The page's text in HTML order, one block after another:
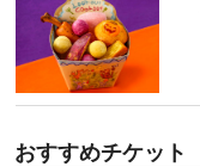
おすすめチケット